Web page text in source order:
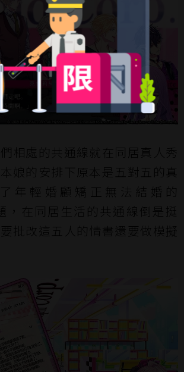
相處的共通線就在同居真人秀
娘的安排下原本是五對五的真
年輕婚顧矯正無法結婚的
，在同居生活的共通線倒是挺
批改這五人的情書還要做模擬